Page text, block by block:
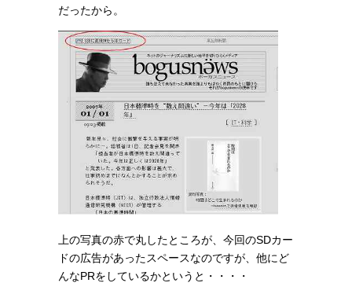
だったから。
上の写真の赤で丸したところが、今回のSDカー
ドの広告があったスペースなのですが、他にど
んなPRをしているかというと・・・・